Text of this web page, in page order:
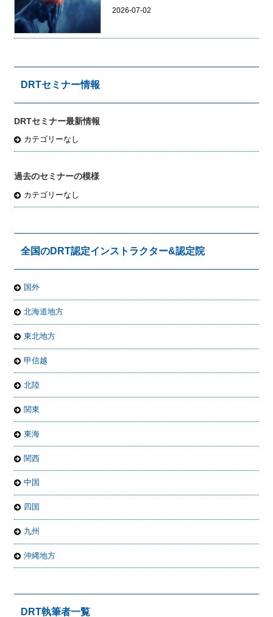
2026-07-02
DRTセミナー情報
DRTセミナー最新情報
カテゴリーなし
過去のセミナーの模様
カテゴリーなし
全国のDRT認定インストラクター&認定院
国外
北海道地方
東北地方
甲信越
北陸
関東
東海
関西
中国
四国
九州
沖縄地方
DRT執筆者一覧